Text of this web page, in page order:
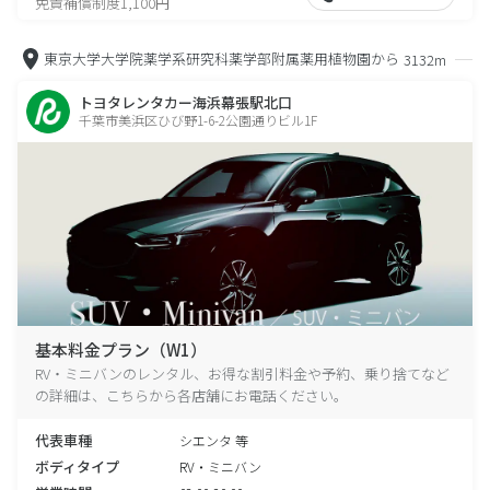
東京大学大学院薬学系研究科薬学部附属薬用植物園から 3132m
トヨタレンタカー海浜幕張駅北口
千葉市美浜区ひび野1-6-2公園通りビル1F
基本料金プラン（W1）
RV・ミニバンのレンタル、お得な割引料金や予約、乗り捨てなど
の詳細は、こちらから各店舗にお電話ください。
代表車種 シエンタ 等
ボディタイプ RV・ミニバン